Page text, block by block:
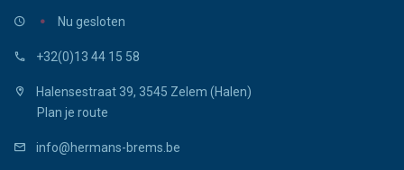
Nu gesloten
+32(0)13 44 15 58
Halensestraat 39, 3545 Zelem (Halen)
Plan je route
info@hermans-brems.be